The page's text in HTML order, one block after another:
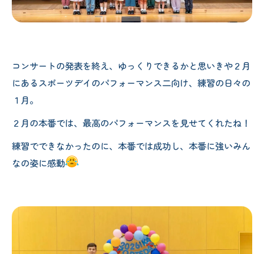
コンサートの発表を終え、ゆっくりできるかと思いきや２月
にあるスポーツデイのパフォーマンス二向け、練習の日々の
１月。
２月の本番では、最高のパフォーマンスを見せてくれたね！
練習でできなかったのに、本番では成功し、本番に強いみん
なの姿に感動